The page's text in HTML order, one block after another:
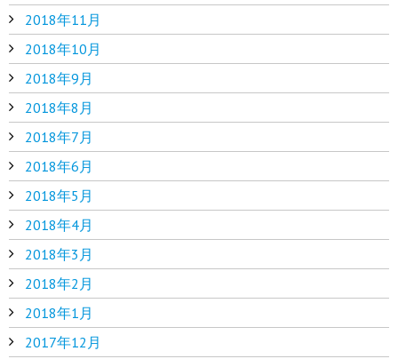
2018年11月
2018年10月
2018年9月
2018年8月
2018年7月
2018年6月
2018年5月
2018年4月
2018年3月
2018年2月
2018年1月
2017年12月